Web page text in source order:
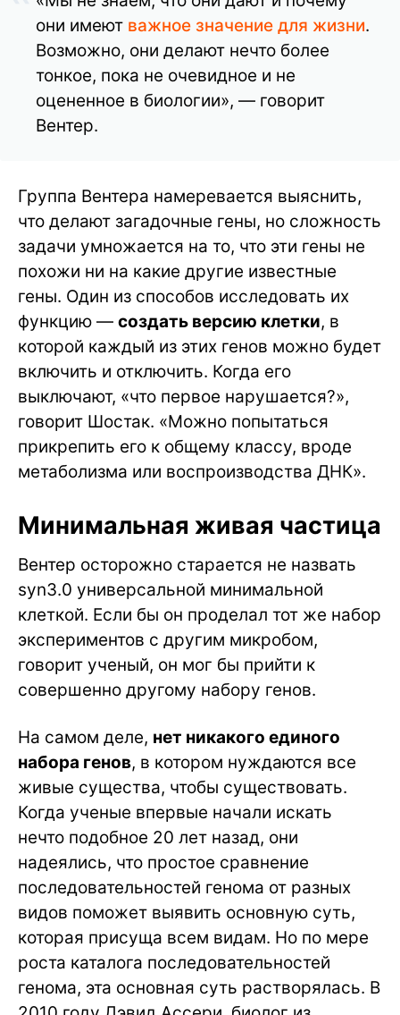
они имеют важное значение для жизни.
Возможно, они делают нечто более
тонкое, пока не очевидное и не
оцененное в биологии», — говорит
Вентер.
Группа Вентера намеревается выяснить,
что делают загадочные гены, но сложность
задачи умножается на то, что эти гены не
похожи ни на какие другие известные
гены. Один из способов исследовать их
функцию — создать версию клетки, в
которой каждый из этих генов можно будет
включить и отключить. Когда его
выключают, «что первое нарушается?»,
говорит Шостак. «Можно попытаться
прикрепить его к общему классу, вроде
метаболизма или воспроизводства ДНК».
Минимальная живая частица
Вентер осторожно старается не назвать
syn3.0 универсальной минимальной
клеткой. Если бы он проделал тот же набор
экспериментов с другим микробом,
говорит ученый, он мог бы прийти к
совершенно другому набору генов.
На самом деле, нет никакого единого
набора генов, в котором нуждаются все
живые существа, чтобы существовать.
Когда ученые впервые начали искать
нечто подобное 20 лет назад, они
надеялись, что простое сравнение
последовательностей генома от разных
видов поможет выявить основную суть,
которая присуща всем видам. Но по мере
роста каталога последовательностей
генома, эта основная суть растворялась. В